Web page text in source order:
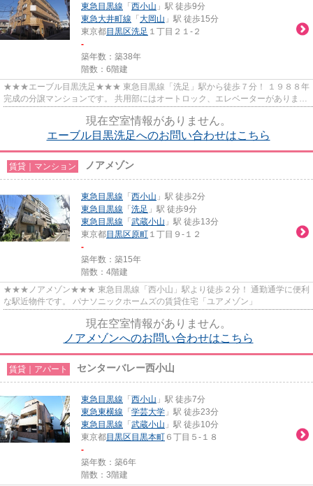
東急目黒線 「 西小山 」駅 徒歩9分
東急大井町線 「 大岡山 」駅 徒歩15分
東京都目黒区洗足 １丁目２１-２
-
築年数：築38年
階数：6階建
★★★エーブル目黒洗足★★★ 東急目黒線「洗足」駅から徒歩７分！ １９８８年
完成の分譲マンションです。 共用部にはオートロック、エレベーターがありま
現在空室情報がありません。
エーブル目黒洗足へのお問い合わせはこちら
賃貸｜マンション ノアメゾン
東急目黒線 「 西小山 」駅 徒歩2分
東急目黒線 「 洗足 」駅 徒歩9分
東急目黒線 「 武蔵小山 」駅 徒歩13分
東京都目黒区原町 １丁目９-１２
-
築年数：築15年
階数：4階建
★★★ノアメゾン★★★ 東急目黒線「西小山」駅より徒歩２分！ 通勤通学に便利
な駅近物件です。 パナソニックホームズの賃貸住宅「ユアメゾン」
現在空室情報がありません。
ノアメゾンへのお問い合わせはこちら
賃貸｜アパート センターバレー西小山
東急目黒線 「 西小山 」駅 徒歩7分
東急東横線 「 学芸大学 」駅 徒歩23分
東急目黒線 「 武蔵小山 」駅 徒歩10分
東京都目黒区 目黒本町 ６丁目５-１８
-
築年数：築6年
階数：3階建